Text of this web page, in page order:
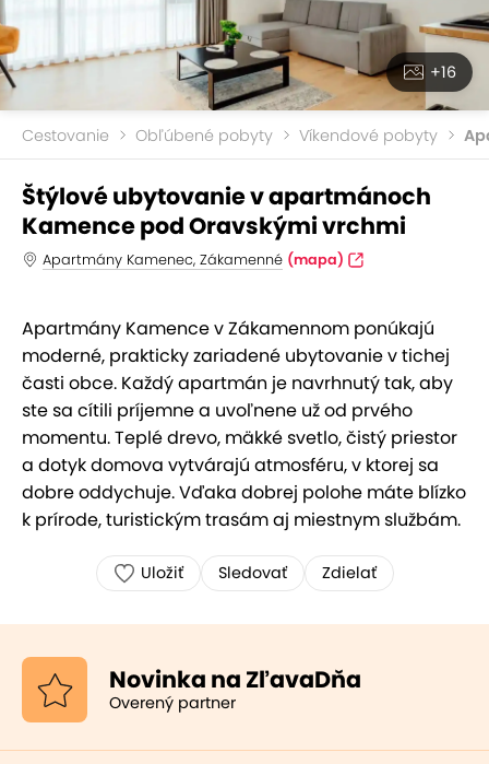
+16
Cestovanie Obľúbené pobyty Víkendové pobyty
Štýlové ubytovanie v apartmánoch
Kamence pod Oravskými vrchmi
Apartmány Kamenec, Zákamenné (mapa)
Apartmány Kamence v Zákamennom ponúkajú
moderné, prakticky zariadené ubytovanie v tichej
časti obce. Každý apartmán je navrhnutý tak, aby
ste sa cítili príjemne a uvoľnene už od prvého
momentu. Teplé drevo, mäkké svetlo, čistý priestor
a dotyk domova vytvárajú atmosféru, v ktorej sa
dobre oddychuje. Vďaka dobrej polohe máte blízko
k prírode, turistickým trasám aj miestnym službám.
Uložiť Sledovať Zdielať
Novinka na ZľavaDňa
Overený partner